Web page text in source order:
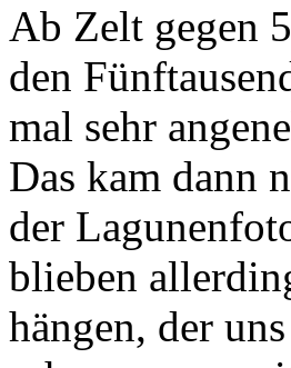
Ab Zelt gegen
den
mal sehr
Das kam dann
der
blieben
hängen, der